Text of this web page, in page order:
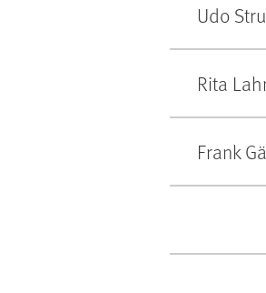
Udo
Rita
Frank